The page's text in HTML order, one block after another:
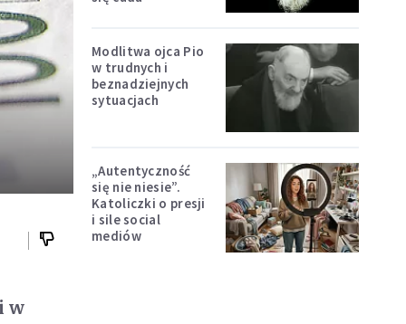
w
Modlitwa ojca Pio
w trudnych i
beznadziejnych
sytuacjach
„Autentyczność
się nie niesie”.
Katoliczki o presji
i sile social
mediów